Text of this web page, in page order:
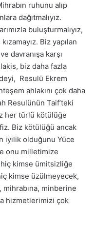
ruhunu alıp
dağıtmalıyız.
buluşturmalıyız,
Biz yapılan
davranışa karşı
biz daha fazla
Resulü Ekrem
ahlakını çok daha
Resulünün Taif’teki
her türlü kötülüğe
Biz kötülüğü ancak
iyilik olduğunu Yüce
onu milletimize
kimse ümitsizliğe
kimse üzülmeyecek,
minberine
hizmetlerimizi çok